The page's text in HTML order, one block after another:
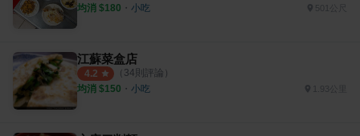
均消 $180 ・ 小吃 501公尺
江蘇菜盒店
4.2 （ 34則評論）
均消 $150 ・ 小吃